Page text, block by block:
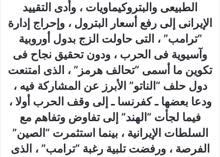
الطبيعى والبتروكيماويات ، وأدى التقييد
الإيرانى إلى رفع أسعار البترول ، وإحراج إدارة
“ترامب” ، التى حاولت الزج بدول أوروبية
وآسيوية فى الحرب ، ودون تحقيق نجاح فى
تكوين ما أسمى “تحالف هرمز” ، الذى امتنعت
دول حلف “الناتو” الأبرز عن المشاركة فيه ،
ودعا بعضها ـ كفرنسا ـ إلى وقف الحرب أولا ،
فيما لجأت “الهند” إلى تفاوض وتفاهم مع
السلطات الإيرانية ، بينما استثمرت “الصين”
الفرصة ، ورفضت تلبية رغبة “ترامب” ، الذى